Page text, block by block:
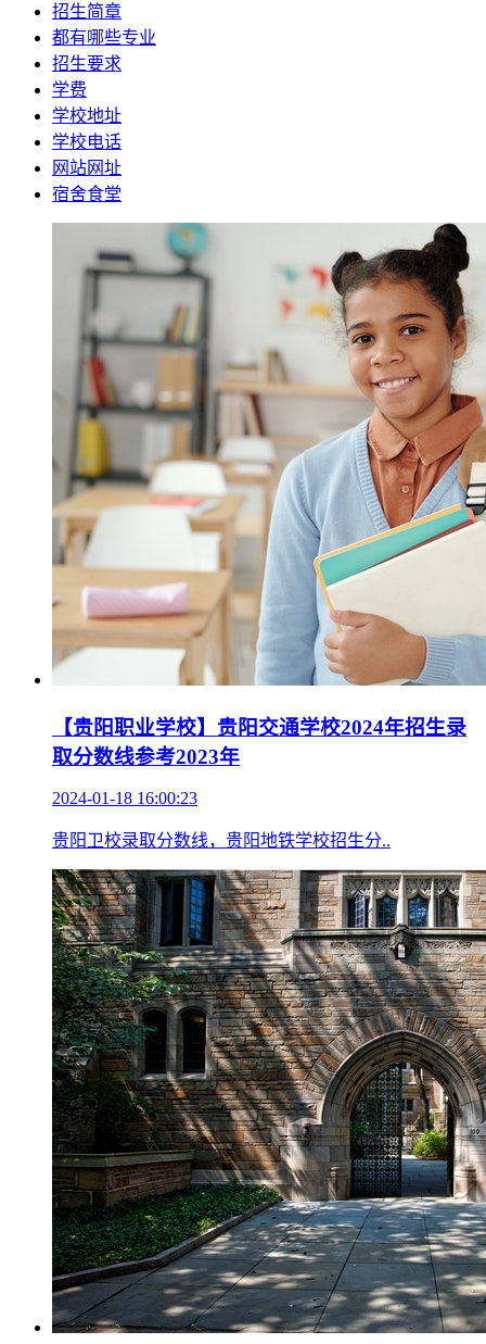
招生简章
都有哪些专业
招生要求
学费
学校地址
学校电话
网站网址
宿舍食堂
【贵阳职业学校】贵阳交通学校2024年招生录
取分数线参考2023年
2024-01-18 16:00:23
贵阳卫校录取分数线，贵阳地铁学校招生分..